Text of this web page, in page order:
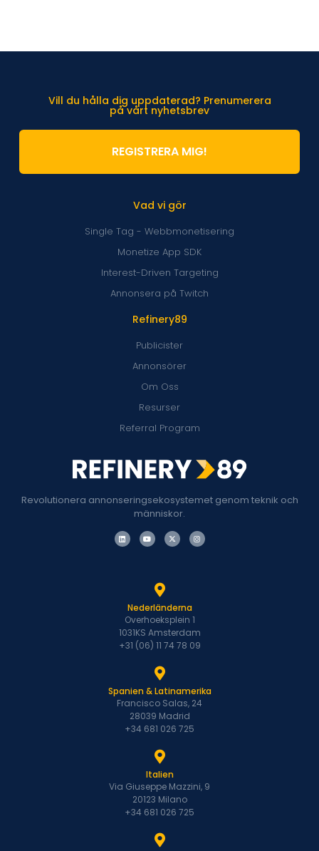
Revolutionera annonseringsekosystemet genom teknik och
människor.
Refinery89
Publicister
Annonsörer
Om Oss
Resurser
Referral Program
Vad vi gör
Single Tag - Webbmonetisering
Monetize App SDK
Interest-Driven Targeting
Annonsera på Twitch
Vill du hålla dig uppdaterad? Prenumerera
på vårt nyhetsbrev
REGISTRERA MIG!
Nederländerna
Overhoeksplein 1
1031KS Amsterdam
+31 (06) 11 74 78 09
Spanien & Latinamerika
Francisco Salas, 24
28039 Madrid
+34 681 026 725
Italien
Via Giuseppe Mazzini, 9
20123 Milano
+34 681 026 725